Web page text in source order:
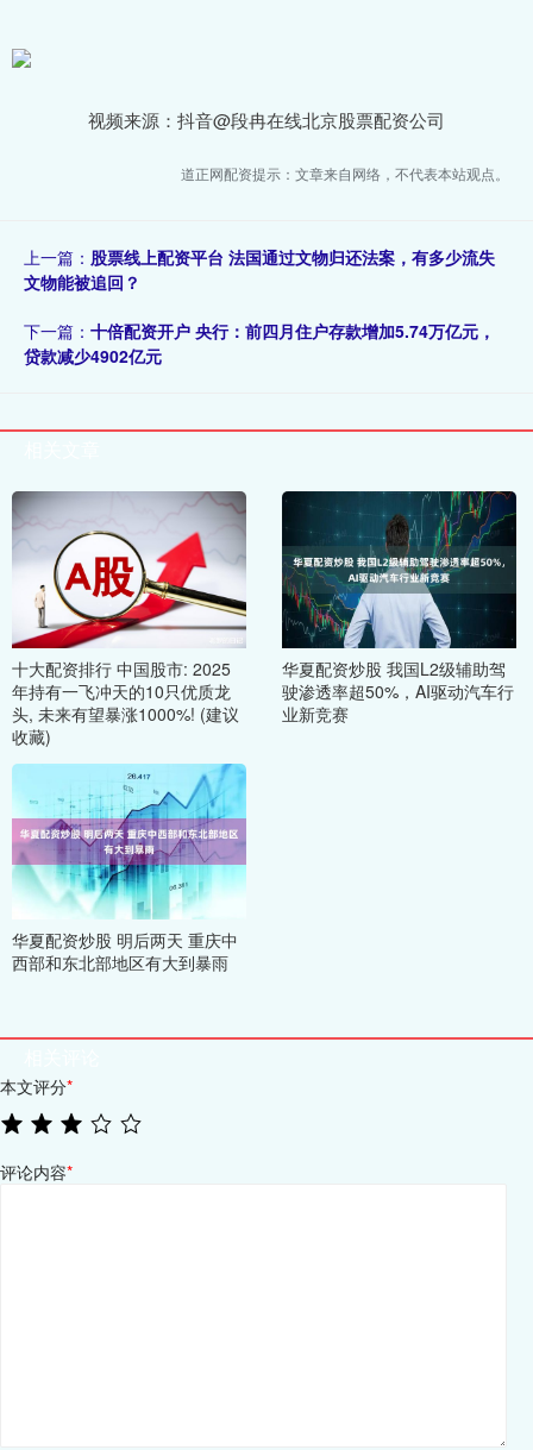
视频来源：抖音@段冉在线北京股票配资公司
道正网配资提示：文章来自网络，不代表本站观点。
上一篇： 股票线上配资平台 法国通过文物归还法案，有多少流失
文物能被追回？
下一篇： 十倍配资开户 央行：前四月住户存款增加5.74万亿元，
贷款减少4902亿元
十大配资排行 中国股市: 2025
年持有一飞冲天的10只优质龙
头, 未来有望暴涨1000%! (建议
收藏)
华夏配资炒股 我国L2级辅助驾
驶渗透率超50%，AI驱动汽车行
业新竞赛
华夏配资炒股 明后两天 重庆中
西部和东北部地区有大到暴雨
本文评分*
评论内容*